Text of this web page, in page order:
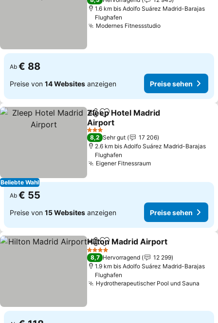
1.6 km bis Adolfo Suárez Madrid-Barajas
Flughafen
Modernes Fitnessstudio
Ab € 88
Preise von 14 Websites anzeigen Preise sehen
Beliebte Wahl
TeilenZu Favoriten hinzufügen
Zleep Hotel Madrid
Airport
3 Sterne
8,2 Sehr gut
17 206
2.6 km bis Adolfo Suárez Madrid-Barajas
Flughafen
Eigener Fitnessraum
Ab € 55
Preise von 15 Websites anzeigen Preise sehen
TeilenZu Favoriten hinzufügen
Hilton Madrid Airport
4 Sterne
8,7 Hervorragend
12 299
1.9 km bis Adolfo Suárez Madrid-Barajas
Flughafen
Hydrotherapeutischer Pool und Sauna